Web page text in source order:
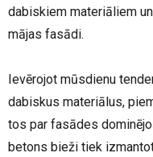
dabiskiem materiāliem
mājas fasādi.
Ievērojot mūsdienu
dabiskus materiālus,
tos par fasādes
betons bieži tiek